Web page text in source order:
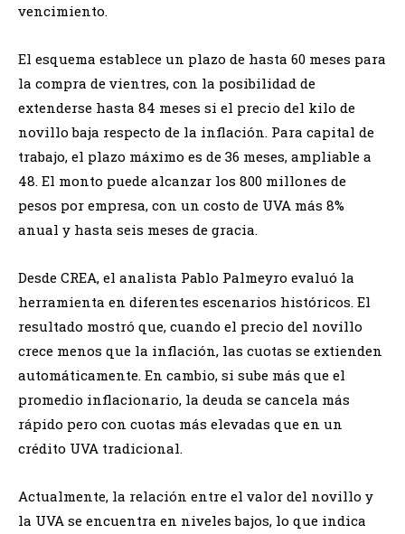
vencimiento.
El esquema establece un plazo de hasta 60 meses para
la compra de vientres, con la posibilidad de
extenderse hasta 84 meses si el precio del kilo de
novillo baja respecto de la inflación. Para capital de
trabajo, el plazo máximo es de 36 meses, ampliable a
48. El monto puede alcanzar los 800 millones de
pesos por empresa, con un costo de UVA más 8%
anual y hasta seis meses de gracia.
Desde CREA, el analista Pablo Palmeyro evaluó la
herramienta en diferentes escenarios históricos. El
resultado mostró que, cuando el precio del novillo
crece menos que la inflación, las cuotas se extienden
automáticamente. En cambio, si sube más que el
promedio inflacionario, la deuda se cancela más
rápido pero con cuotas más elevadas que en un
crédito UVA tradicional.
Actualmente, la relación entre el valor del novillo y
la UVA se encuentra en niveles bajos, lo que indica